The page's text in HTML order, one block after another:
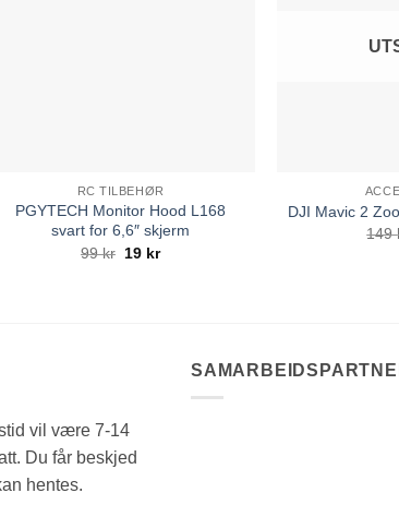
RC TILBEHØR
PGYTECH Monitor Hood L168
svart for 6,6″ skjerm
99kr Opprinnelig
19 krNåværende
DJI Mavic 2
149
vil være 7-14
Du får beskjed
hentes.